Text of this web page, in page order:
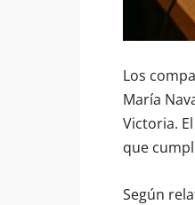
Los
María
Victoria.
que
Según